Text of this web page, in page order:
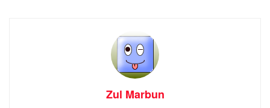
Zul Marbun